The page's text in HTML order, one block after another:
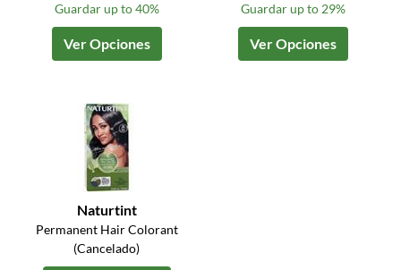
Guardar up to 40%
Ver Opciones
Guardar up to 29%
Ver Opciones
Naturtint
Permanent Hair Colorant
(Cancelado)